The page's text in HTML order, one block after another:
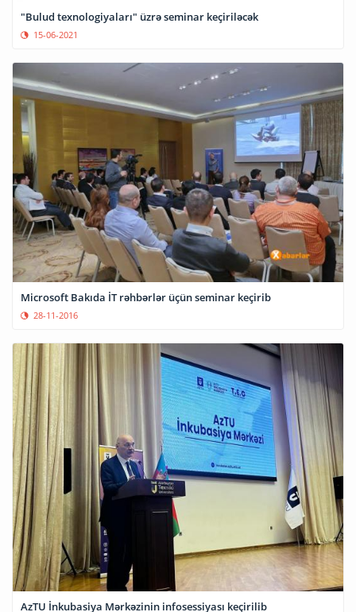
"Bulud texnologiyaları" üzrə seminar keçiriləcək
15-06-2021
Microsoft Bakıda İT rəhbərlər üçün seminar keçirib
28-11-2016
AzTU İnkubasiya Mərkəzinin infosessiyası keçirilib